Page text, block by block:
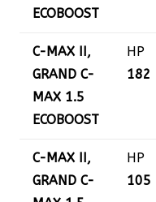
ECOBOOST
C-MAX II,
GRAND C-
MAX 1.5
ECOBOOST
HP
182
C-MAX II,
GRAND C-
HP
105